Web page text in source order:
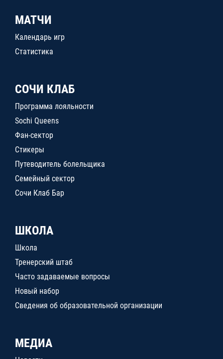
МАТЧИ
Календарь игр
Статистика
СОЧИ КЛАБ
Программа лояльности
Sochi Queens
Фан-сектор
Стикеры
Путеводитель болельщика
Семейный сектор
Сочи Клаб Бар
ШКОЛА
Школа
Тренерский штаб
Часто задаваемые вопросы
Новый набор
Сведения об образовательной организации
МЕДИА